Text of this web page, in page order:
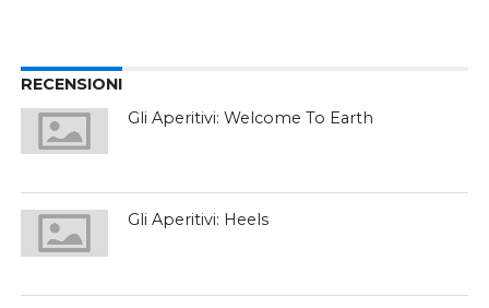
RECENSIONI
Gli Aperitivi: Welcome To Earth
Gli Aperitivi: Heels